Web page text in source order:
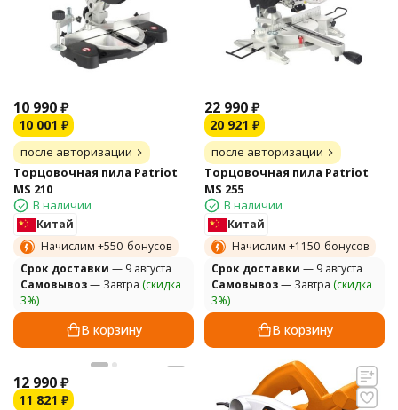
10 990₽
10 001 ₽
после авторизации
Торцовочная пила Patriot
MS 210
В наличии
Китай
Начислим +550 бонусов
Cрок доставки — 9 августа
Самовывоз— Завтра (скидка
3%)
В корзину
22 990₽
20 921 ₽
после авторизации
Торцовочная пила Patriot
MS 255
В наличии
Китай
Начислим +1150 бонусов
Cрок доставки — 9 августа
Самовывоз— Завтра (скидка
3%)
В корзину
12 990₽
11 821 ₽